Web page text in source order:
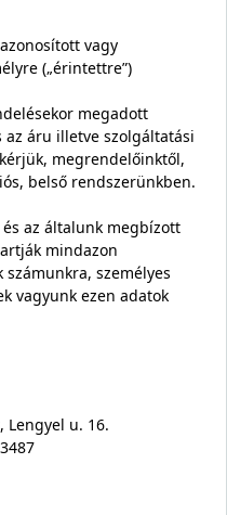
vagy
(„érintettre”)
megadott
áru illetve szolgáltatási
megrendelőinktől,
belső rendszerünkben.
és az általunk megbízott
mindazon
személyes
vagyunk ezen adatok
Lengyel u. 16.